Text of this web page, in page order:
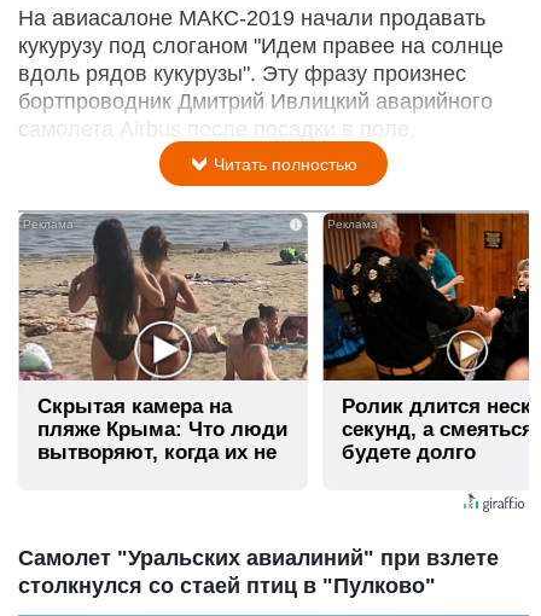
На авиасалоне МАКС-2019 начали продавать
кукурузу под слоганом "Идем правее на солнце
вдоль рядов кукурузы". Эту фразу произнес
бортпроводник Дмитрий Ивлицкий аварийного
самолета Airbus после посадки в поле.
Читать полностью
i
Скрытая камера на
пляже Крыма: Что люди
вытворяют, когда их не
Ролик длится
секунд, а
будете долго
Самолет "Уральских авиалиний" при взлете
столкнулся со стаей птиц в "Пулково"